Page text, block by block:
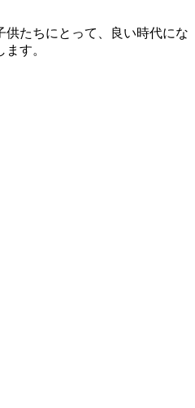
たちにとって、良い時代にな
す。